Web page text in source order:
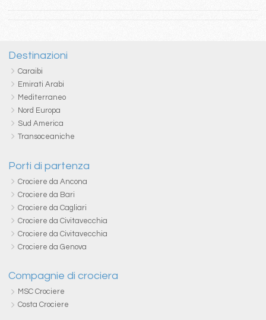
Destinazioni
Caraibi
Emirati Arabi
Mediterraneo
Nord Europa
Sud America
Transoceaniche
Porti di partenza
Crociere da Ancona
Crociere da Bari
Crociere da Cagliari
Crociere da Civitavecchia
Crociere da Civitavecchia
Crociere da Genova
Compagnie di crociera
MSC Crociere
Costa Crociere